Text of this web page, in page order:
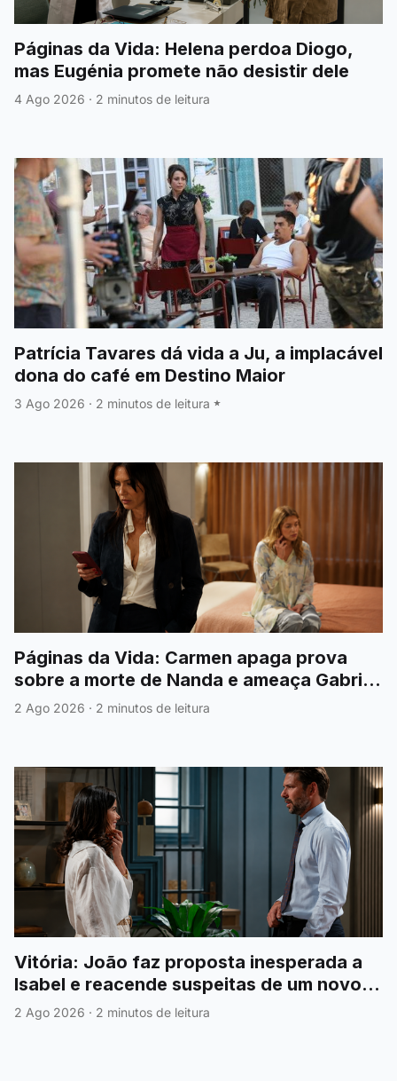
Páginas da Vida: Helena perdoa Diogo,
mas Eugénia promete não desistir dele
4 Ago 2026 · 2 minutos de leitura
Patrícia Tavares dá vida a Ju, a implacável
dona do café em Destino Maior
3 Ago 2026 · 2 minutos de leitura
Páginas da Vida: Carmen apaga prova
sobre a morte de Nanda e ameaça Gabriel
para esconder a verdade
2 Ago 2026 · 2 minutos de leitura
Vitória: João faz proposta inesperada a
Isabel e reacende suspeitas de um novo
romance
2 Ago 2026 · 2 minutos de leitura